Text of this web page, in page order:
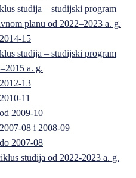
studija – studijski program
planu od 2022–2023 a. g.
15
studija – studijski program
a. g.
13
11
2009-10
08 i 2008-09
2007-08
studija od 2022-2023 a. g.